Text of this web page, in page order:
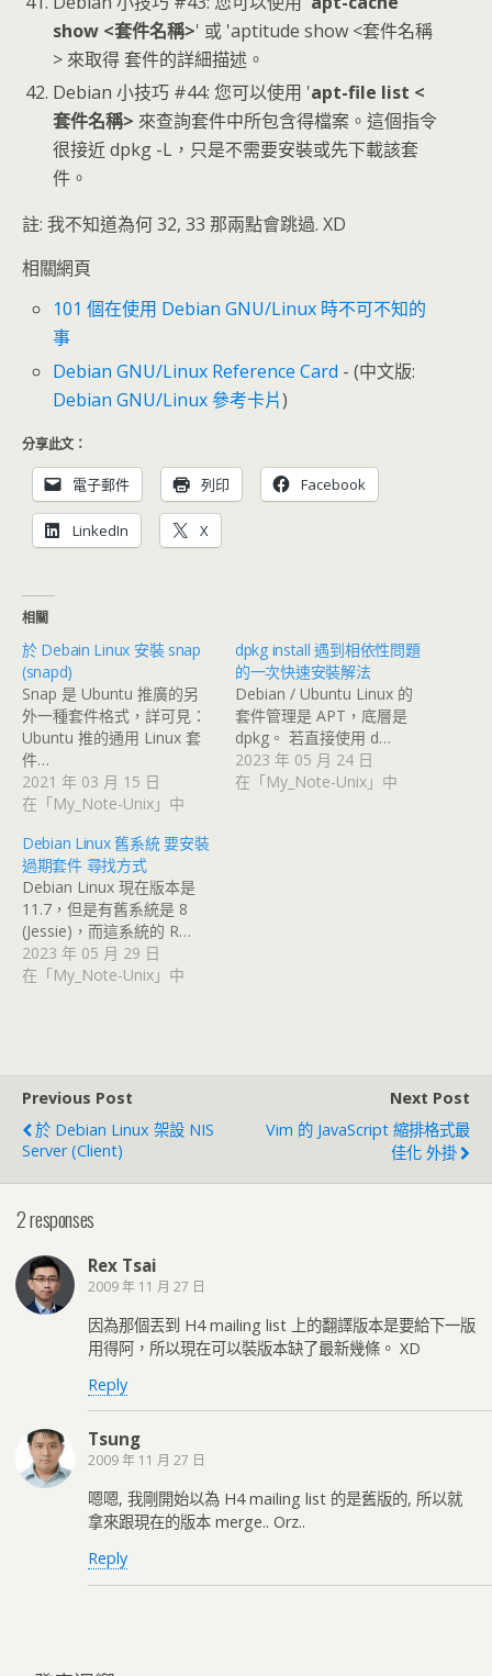
show <套件名稱>' 或 'aptitude show <套件名稱
> 來取得 套件的詳細描述。
Debian 小技巧 #44: 您可以使用 'apt-file list <
套件名稱> 來查詢套件中所包含得檔案。這個指令
很接近 dpkg -L，只是不需要安裝或先下載該套
件。
註: 我不知道為何 32, 33 那兩點會跳過. XD
相關網頁
101 個在使用 Debian GNU/Linux 時不可不知的
事
Debian GNU/Linux Reference Card - (中文版:
Debian GNU/Linux 參考卡片)
分享此文：
電子郵件 列印 Facebook
LinkedIn X
相關
於 Debain Linux 安裝 snap
(snapd)
Snap 是 Ubuntu 推廣的另
外一種套件格式，詳可見：
Ubuntu 推的通用 Linux 套
件…
2021 年 03 月 15 日
在「My_Note-Unix」中
dpkg install 遇到相依性問題
的一次快速安裝解法
Debian / Ubuntu Linux 的
套件管理是 APT，底層是
dpkg。 若直接使用 d…
2023 年 05 月 24 日
在「My_Note-Unix」中
Debian Linux 舊系統 要安裝
過期套件 尋找方式
Debian Linux 現在版本是
11.7，但是有舊系統是 8
(Jessie)，而這系統的 R…
2023 年 05 月 29 日
在「My_Note-Unix」中
Previous Post
於 Debian Linux 架設 NIS
Server (Client)
Next Post
Vim 的 JavaScript 縮排格式最
佳化 外掛
2 responses
Rex Tsai
2009 年 11 月 27 日
因為那個丟到 H4 mailing list 上的翻譯版本是要給下一版
用得阿，所以現在可以裝版本缺了最新幾條。 XD
Reply
Tsung
2009 年 11 月 27 日
嗯嗯, 我剛開始以為 H4 mailing list 的是舊版的, 所以就
拿來跟現在的版本 merge.. Orz..
Reply